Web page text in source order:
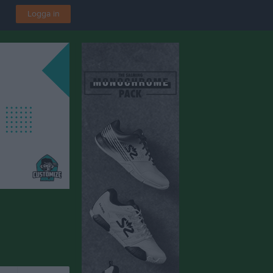
Logga in